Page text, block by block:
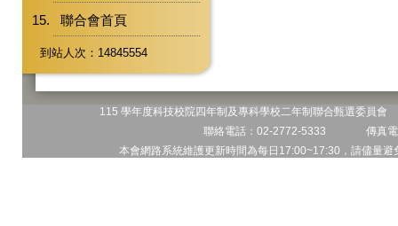
聯合會首頁
到站人次：14845554
115 學年度科技校院四年制及專科學校二年制聯合甄選委員
聯絡電話：02-2772-5333 傳真
本會網路系統維護更新時間為每日17:00~17:30，請儘量